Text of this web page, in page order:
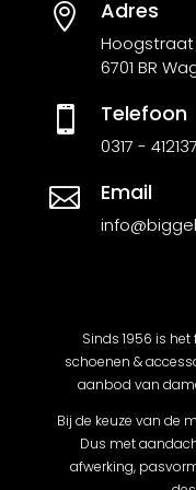
 Adres
Hoogstraat
6701 BR
 Telefoon
0317 - 412137
 Email
Sinds 1956 is
schoenen &
aanbod van
Bij de keuze van de
Dus met
afwerking,